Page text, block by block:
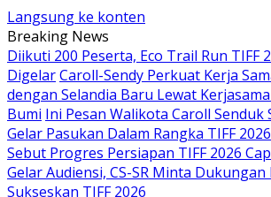
Langsung ke konten
Breaking News
Diikuti 200 Peserta, Eco Trail Run TIFF
DigelarCaroll-Sendy Perkuat Kerja
dengan Selandia Baru Lewat
Bumi Ini Pesan Walikota Caroll Senduk
Gelar Pasukan Dalam Rangka TIFF 2026
Sebut Progres Persiapan TIFF 2026
Gelar Audiensi, CS-SR Minta
Sukseskan TIFF 2026